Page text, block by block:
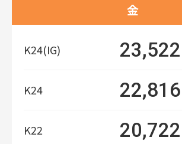
金
K24(IG) 23,522
K24 22,816
K22 20,722